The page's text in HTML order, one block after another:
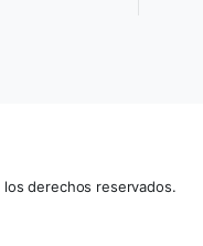
derechos reservados.